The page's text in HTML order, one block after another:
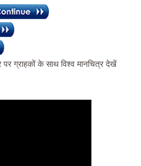
ग्राहकों के साथ विश्व मानचित्र देखें